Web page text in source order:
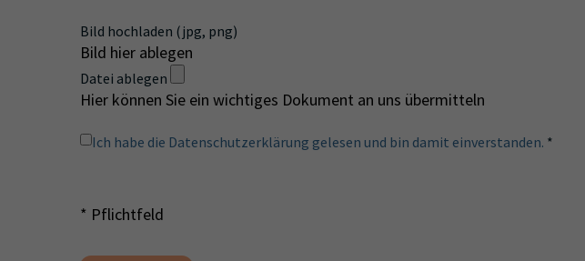
Bild hochladen (jpg, png)
Bild hier ablegen
Datei ablegen
Hier können Sie ein wichtiges Dokument an uns übermitteln
Ich habe die Datenschutzerklärung gelesen und bin damit einverstanden. *
* Pflichtfeld